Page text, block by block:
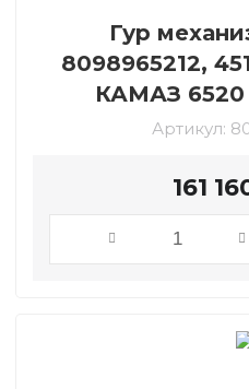
Гур
8098965212,
КАМАЗ 6520
Артикул:
161